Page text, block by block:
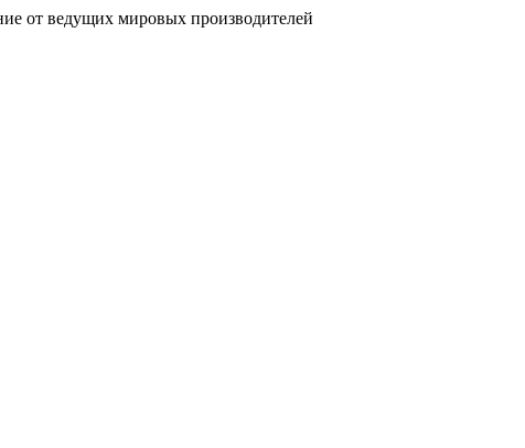
от ведущих мировых производителей